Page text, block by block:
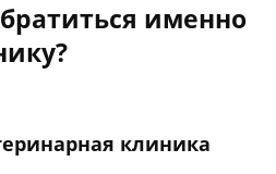
именно
клиника